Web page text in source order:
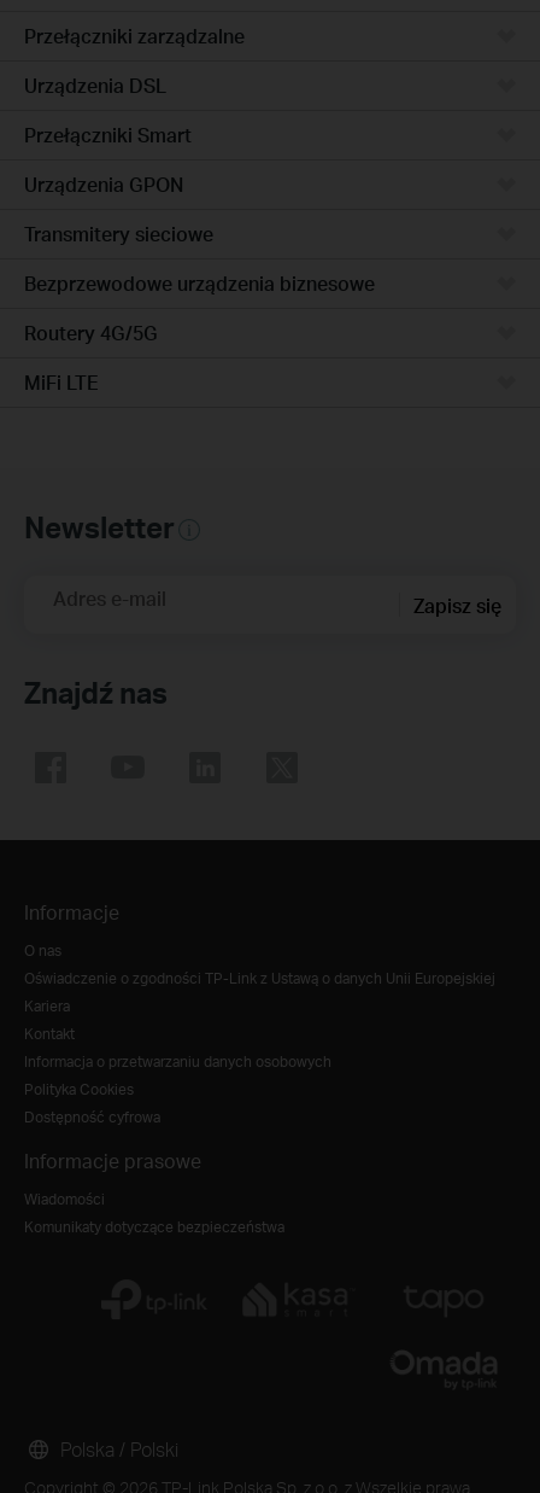
Przełączniki zarządzalne
Urządzenia DSL
Przełączniki Smart
Urządzenia GPON
Transmitery sieciowe
Bezprzewodowe urządzenia biznesowe
Routery 4G/5G
MiFi LTE
Newsletter
Adres e-mail Zapisz się
Znajdź nas
Informacje
O nas
Oświadczenie o zgodności TP-Link z Ustawą o danych Unii Europejskiej
Kariera
Kontakt
Informacja o przetwarzaniu danych osobowych
Polityka Cookies
Dostępność cyfrowa
Informacje prasowe
Wiadomości
Komunikaty dotyczące bezpieczeństwa
Copyright © 2026 TP-Link Polska Sp. z o.o. z Wszelkie prawa
Polska / Polski